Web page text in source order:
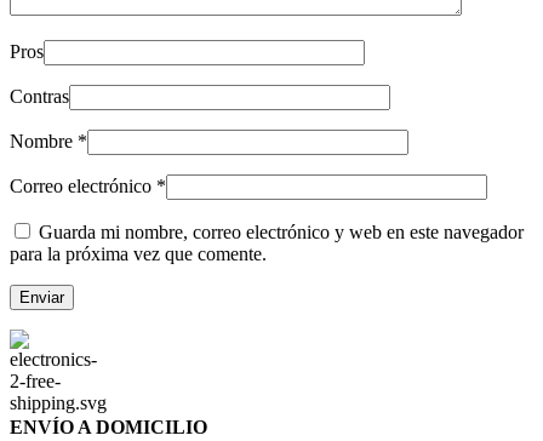
Pros
Contras
Nombre *
Correo electrónico *
Guarda mi nombre, correo electrónico y web en este navegador
para la próxima vez que comente.
ENVÍO A DOMICILIO